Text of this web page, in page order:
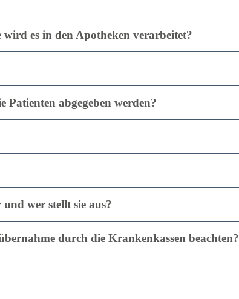
es in den Apotheken verarbeitet?
abgegeben werden?
wer stellt sie aus?
durch die Krankenkassen beachten?